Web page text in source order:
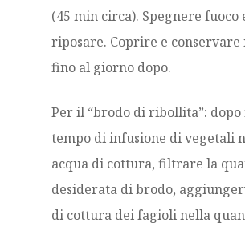
(45 min circa). Spegnere fuoco
riposare. Coprire e
fino al giorno dopo.
Per il “brodo di ribollita”:
tempo di infusione di vegetali
acqua di cottura, filtrare la
desiderata di brodo,
di cottura dei fagioli nella